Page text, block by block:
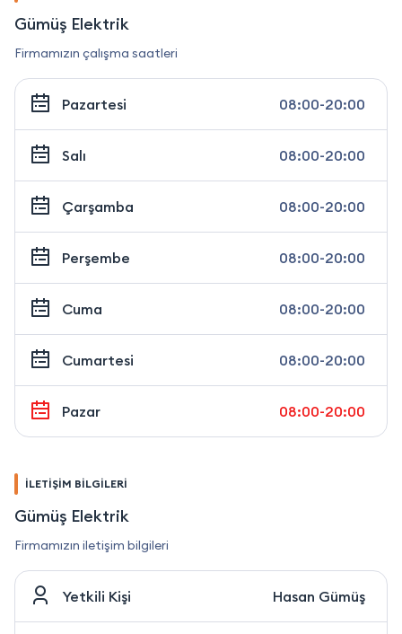
Gümüş Elektrik
Firmamızın çalışma saatleri
Pazartesi 08:00-20:00
Salı 08:00-20:00
Çarşamba 08:00-20:00
Perşembe 08:00-20:00
Cuma 08:00-20:00
Cumartesi 08:00-20:00
Pazar 08:00-20:00
İLETİŞİM BİLGİLERİ
Gümüş Elektrik
Firmamızın iletişim bilgileri
Yetkili Kişi Hasan Gümüş